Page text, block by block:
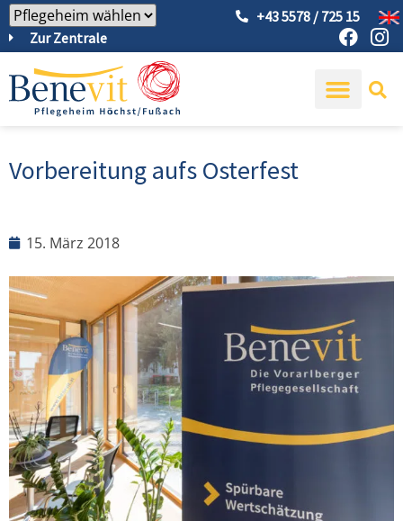
Zur Zentrale
+43 5578 / 725 15
Vorbereitung aufs Osterfest
15. März 2018